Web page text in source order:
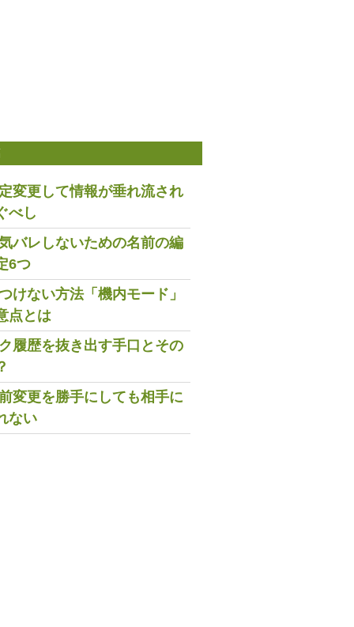
変更して情報が垂れ流され
べし
バレしないための名前の編
6つ
けない方法「機内モード」
点とは
履歴を抜き出す手口とその
変更を勝手にしても相手に
ない